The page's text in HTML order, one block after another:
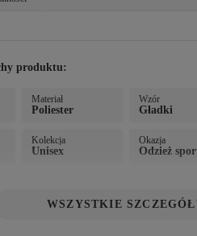
produktu:
Materiał
Poliester
Wzór
Gładki
Kolekcja
Unisex
Okazja
Odzież
WSZYSTKIE